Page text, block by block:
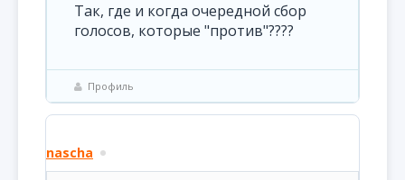
Так, где и когда очередной сбор
голосов, которые "против"????
Профиль
nascha